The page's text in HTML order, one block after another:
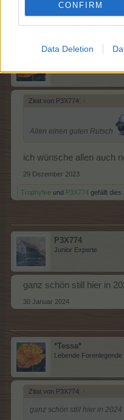
CONFIRM
Data Deletion
und*Tessa* gefällt dies.
*Tessa*
Zitat von P3X774: ↑
Allen einen guten Rutsch
ich wünsche allen auch
29 Dezember 2023
Trophyfee und P3X774 gefällt dies.
P3X774
Junior Experte
ganz schön still hier in
30 Januar 2024
*Tessa*
Lebende Forenlegende
Zitat von P3X774: ↑
ganz schön still hier in 2024